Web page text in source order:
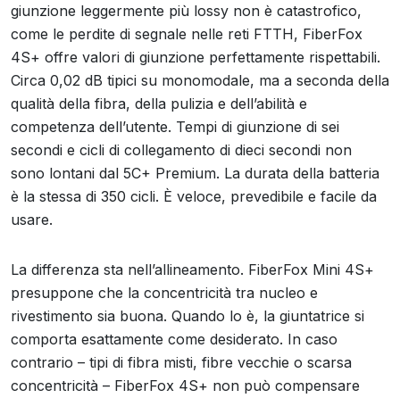
giunzione leggermente più lossy non è catastrofico,
come le perdite di segnale nelle reti FTTH, FiberFox
4S+ offre valori di giunzione perfettamente rispettabili.
Circa 0,02 dB tipici su monomodale, ma a seconda della
qualità della fibra, della pulizia e dell’abilità e
competenza dell’utente. Tempi di giunzione di sei
secondi e cicli di collegamento di dieci secondi non
sono lontani dal 5C+ Premium. La durata della batteria
è la stessa di 350 cicli. È veloce, prevedibile e facile da
usare.
La differenza sta nell’allineamento. FiberFox Mini 4S+
presuppone che la concentricità tra nucleo e
rivestimento sia buona. Quando lo è, la giuntatrice si
comporta esattamente come desiderato. In caso
contrario – tipi di fibra misti, fibre vecchie o scarsa
concentricità – FiberFox 4S+ non può compensare